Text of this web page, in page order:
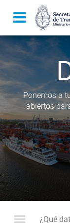
Ponemos a
abiertos